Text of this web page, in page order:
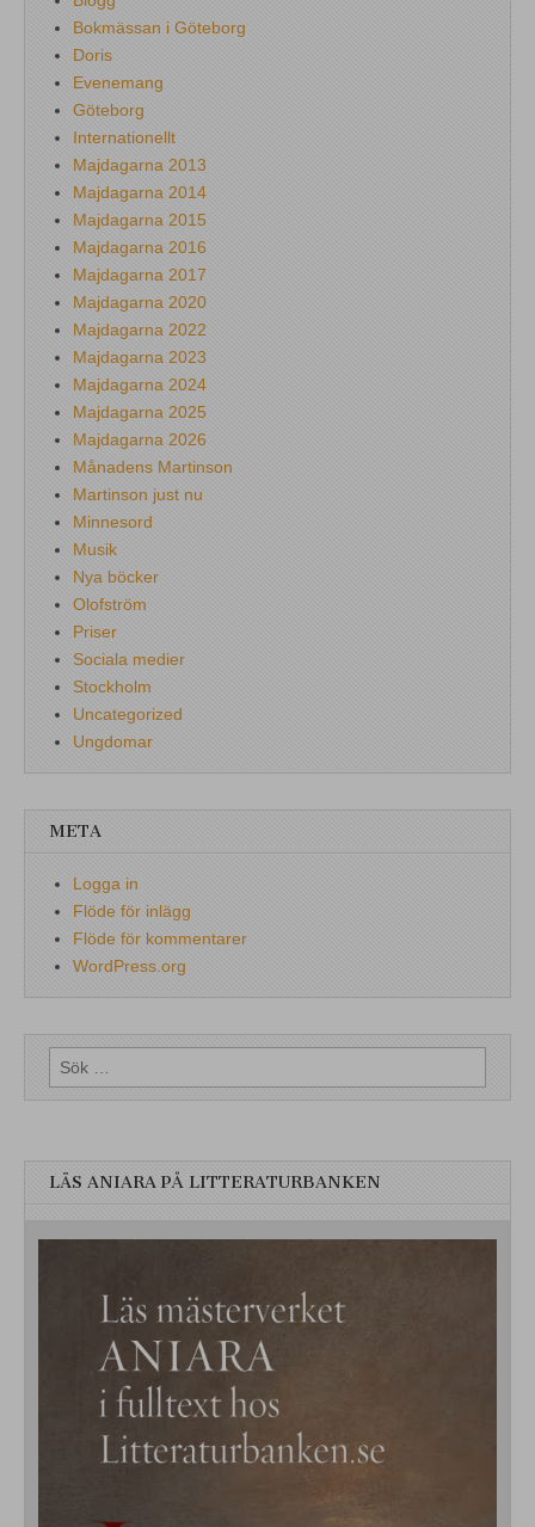
Bokmässan i Göteborg
Doris
Evenemang
Göteborg
Internationellt
Majdagarna 2013
Majdagarna 2014
Majdagarna 2015
Majdagarna 2016
Majdagarna 2017
Majdagarna 2020
Majdagarna 2022
Majdagarna 2023
Majdagarna 2024
Majdagarna 2025
Majdagarna 2026
Månadens Martinson
Martinson just nu
Minnesord
Musik
Nya böcker
Olofström
Priser
Sociala medier
Stockholm
Uncategorized
Ungdomar
META
Logga in
Flöde för inlägg
Flöde för kommentarer
WordPress.org
Sök
efter:
LÄS ANIARA PÅ LITTERATURBANKEN